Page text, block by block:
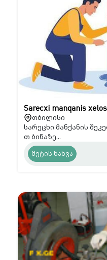
Sarecxi manqanis
თბილისი
სარეცხი მანქანის
თ ბინაზე...
მეტის ნახვა